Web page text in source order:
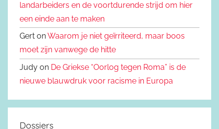
landarbeiders en de voortdurende strijd om hier
een einde aan te maken
Gert onWaarom je niet geïrriteerd, maar boos
moet zijn vanwege de hitte
Judy on De Griekse “Oorlog tegen Roma” is de
nieuwe blauwdruk voor racisme in Europa
Dossiers